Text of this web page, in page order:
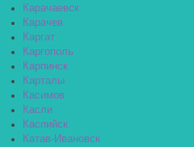
Карачаевск
Карачев
Каргат
Каргополь
Карпинск
Карталы
Касимов
Касли
Каспийск
Катав-Ивановск